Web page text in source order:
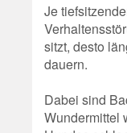
Je
sitzt, desto
dauern.
Dabei sind
Wundermittel